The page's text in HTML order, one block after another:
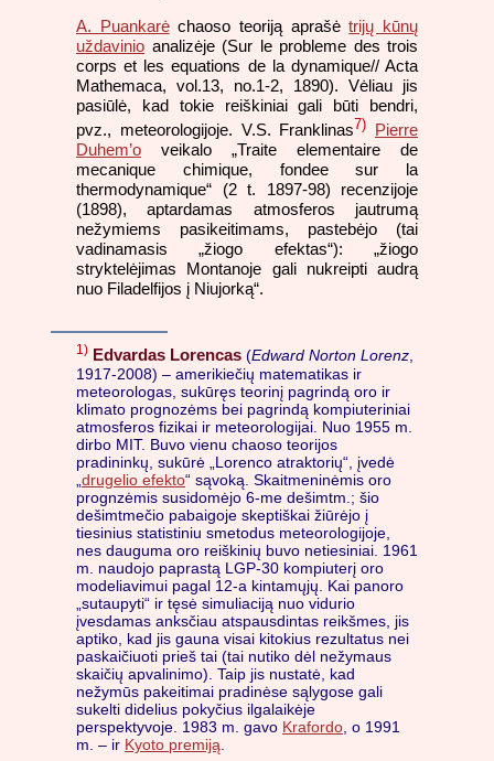
A. Puankarėchaoso teoriją aprašėtrijų kūnų
uždavinio analizėje (Sur le probleme des trois
corps et les equations de la dynamique// Acta
Mathemaca, vol.13, no.1-2, 1890). Vėliau jis
pasiūlė, kad tokie reiškiniai gali būti bendri,
pvz., meteorologijoje. V.S. Franklinas7) Pierre
Duhem’o veikalo „Traite elementaire de
mecanique chimique, fondee sur la
thermodynamique“ (2 t. 1897-98) recenzijoje
(1898), aptardamas atmosferos jautrumą
nežymiems pasikeitimams, pastebėjo (tai
vadinamasis „žiogo efektas“): „žiogo
stryktelėjimas Montanoje gali nukreipti audrą
nuo Filadelfijos į Niujorką“.
1) Edvardas Lorencas (Edward Norton Lorenz
1917-2008) – amerikiečių matematikas ir
meteorologas, sukūręs teorinį pagrindą oro ir
klimato prognozėms bei pagrindą kompiuteriniai
atmosferos fizikai ir meteorologijai. Nuo 1955 m.
dirbo MIT. Buvo vienu chaoso teorijos
pradininkų, sukūrė „Lorenco atraktorių“, įvedė
drugelio efekto“ sąvoką. Skaitmeninėmis oro
prognzėmis susidomėjo 6-me dešimtm.; šio
dešimtmečio pabaigoje skeptiškai žiūrėjo į
tiesinius statistiniu smetodus meteorologijoje,
nes dauguma oro reiškinių buvo netiesiniai. 1961
m. naudojo paprastą LGP-30 kompiuterį oro
modeliavimui pagal 12-a kintamųjų. Kai panoro
„sutaupyti“ ir tęsė simuliaciją nuo vidurio
įvesdamas anksčiau atspausdintas reikšmes, jis
aptiko, kad jis gauna visai kitokius rezultatus nei
paskaičiuoti prieš tai (tai nutiko dėl nežymaus
skaičių apvalinimo). Taip jis nustatė, kad
nežymūs pakeitimai pradinėse sąlygose gali
sukelti didelius pokyčius ilgalaikėje
perspektyvoje. 1983 m. gavo Krafordo , o 1991
m. – ir Kyoto premiją